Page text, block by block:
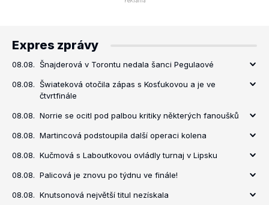
Expres zprávy
08.08. Šnajderová v Torontu nedala šanci Pegulaové
08.08. Šwiateková otočila zápas s Kosťukovou a je ve
čtvrtfinále
08.08. Norrie se ocitl pod palbou kritiky některých fanoušků
08.08. Martincová podstoupila další operaci kolena
08.08. Kučmová s Laboutkovou ovládly turnaj v Lipsku
08.08. Palicová je znovu po týdnu ve finále!
08.08. Knutsonová největší titul nezískala